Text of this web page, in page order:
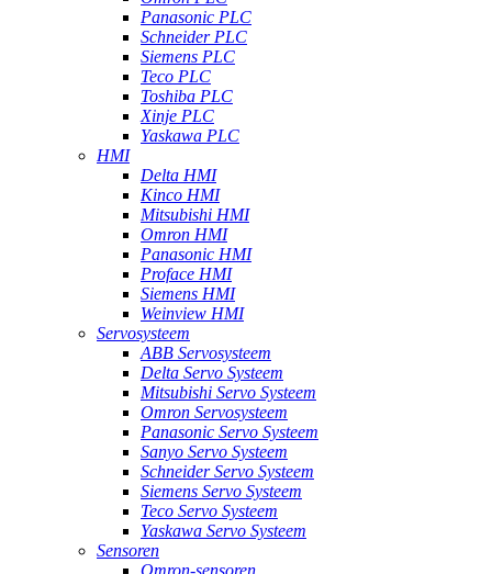
Panasonic PLC
Schneider PLC
Siemens PLC
Teco PLC
Toshiba PLC
Xinje PLC
Yaskawa PLC
HMI
Delta HMI
Kinco HMI
Mitsubishi HMI
Omron HMI
Panasonic HMI
Proface HMI
Siemens HMI
Weinview HMI
Servosysteem
ABB Servosysteem
Delta Servo Systeem
Mitsubishi Servo Systeem
Omron Servosysteem
Panasonic Servo Systeem
Sanyo Servo Systeem
Schneider Servo Systeem
Siemens Servo Systeem
Teco Servo Systeem
Yaskawa Servo Systeem
Sensoren
Omron-sensoren